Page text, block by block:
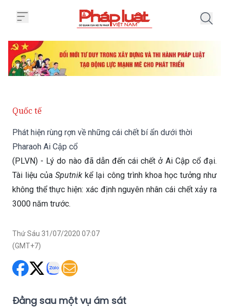
Quốc tế
Phát hiện rùng rợn về những cái chết bí ẩn dưới thời
Pharaoh Ai Cập cổ
(PLVN) - Lý do nào đã dẫn đến cái chết ở Ai Cập cổ đại.
Tài liệu củaSputnik kể lại công trình khoa học tưởng như
không thể thực hiện: xác định nguyên nhân cái chết xảy ra
3000 năm trước.
Thứ Sáu 31/07/2020 07:07
(GMT+7)
Đằng sau một vụ ám sát